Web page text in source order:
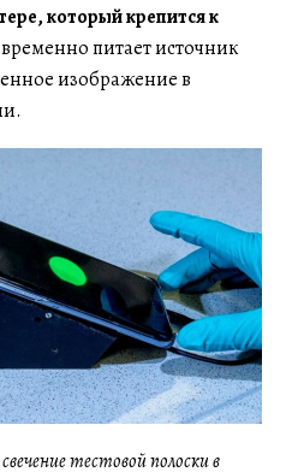
который крепится к
питает источник
изображение в
тестовой полоски в